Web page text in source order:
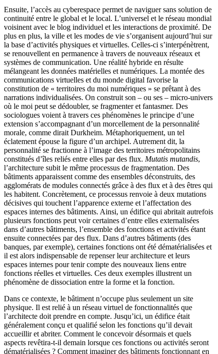
Ensuite, l’accès au cyberespace permet de naviguer sans solution de
continuité entre le global et le local. L’universel et le réseau mondial
voisinent avec le blog individuel et les interactions de proximité. De
plus en plus, la ville et les modes de vie s’organisent aujourd’hui sur
la base d’activités physiques et virtuelles. Celles-ci s’interpénètrent,
se renouvellent en permanence à travers de nouveaux réseaux et
systèmes de communication. Une réalité hybride en résulte
mélangeant les données matérielles et numériques. La montée des
communications virtuelles et du monde digital favorise la
constitution de « territoires du moi numériques » se prêtant à des
narrations individualisées. On construit son – ou ses – micro-univers
où le moi peut se dédoubler, se fragmenter et fantasmer. Des
sociologues voient à travers ces phénomènes le principe d’une
extension s’accompagnant d’un morcellement de la personnalité
morale, comme dirait Durkheim. Métaphoriquement, un tel
éclatement épouse la figure d’un archipel. Autrement dit, la
personnalité se fractionne à l’image des territoires métropolitains
constitués d’îles reliés entre elles par des flux. Mutatis mutandis,
l’architecture subit le même processus de fragmentation. Des
bâtiments apparaissent comme des ensembles déconstruits, des
agglomérats de modules connectés grâce à des flux et à des êtres qui
les habitent. Concrètement, ce processus renvoie à deux mutations
décisives qui touchent l’apparence externe et l’affectation des
espaces internes des bâtiments. Ainsi, un édifice qui abritait autrefois
plusieurs fonctions peut voir certaines d’entre elles externalisées
dans d’autres bâtiments, l’ensemble des fonctions et activités étant
ensuite connectées par des flux. Dans d’autres bâtiments (des
banques, par exemple), certaines fonctions ont été dématérialisées et
il est alors indispensable de repenser leur architecture et leurs
espaces internes pour tenir compte des nouveaux liens entre
fonctions réelles et virtuelles. Ces deux exemples illustrent un
phénomène de dissociation entre la forme et la fonction.
Dans ce contexte, le bâtiment n’occupe plus seulement un site
physique. Il est relié à un réseau virtuel de fonctionnalités que
l’architecte doit prendre en compte. Jusqu’ici, un édifice était
généralement conçu et qualifié selon les fonctions qu’il devait
accueillir et abriter. Comment le concevoir désormais et quels
aspects revêtira-t-il demain lorsque ces fonctions ou activités seront
dématérialisées ? Comment imaginer des bâtiments fonctionnant en